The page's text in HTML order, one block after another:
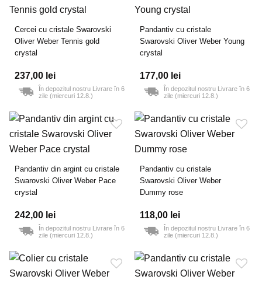
Cercei cu cristale Swarovski
Oliver Weber Tennis gold
crystal
237,00 lei
În depozitul nostru Livrare în 6
zile (miercuri 12.8.)
Pandantiv cu cristale
Swarovski Oliver Weber Young
crystal
177,00 lei
În depozitul nostru Livrare în 6
zile (miercuri 12.8.)
Pandantiv din argint cu cristale
Swarovski Oliver Weber Pace
crystal
242,00 lei
În depozitul nostru Livrare în 6
zile (miercuri 12.8.)
Pandantiv cu cristale
Swarovski Oliver Weber
Dummy rose
118,00 lei
În depozitul nostru Livrare în 6
zile (miercuri 12.8.)